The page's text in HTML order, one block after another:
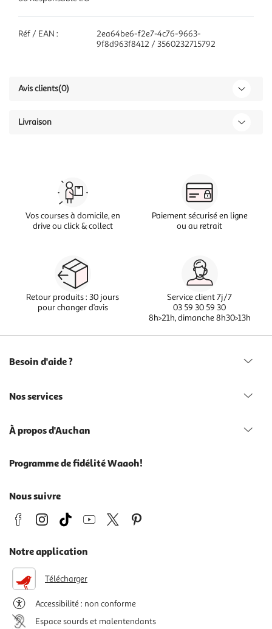
Réf / EAN :
2ea64be6-f2e7-4c76-9663-
9f8d963f8412 / 3560232715792
Avis clients(0)
Livraison
Vos courses à domicile, en
drive ou click & collect
Paiement sécurisé en ligne
ou au retrait
Retour produits : 30 jours
pour changer d’avis
Service client 7j/7
03 59 30 59 30
8h>21h, dimanche 8h30>13h
Besoin d'aide ?
Nos services
À propos d'Auchan
Programme de fidélité Waaoh!
Nous suivre
Notre application
Télécharger
Accessibilité : non conforme
Espace sourds et malentendants